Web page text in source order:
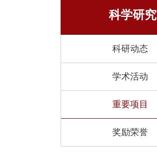
科学研究
科研动态
学术活动
重要项目
奖励荣誉